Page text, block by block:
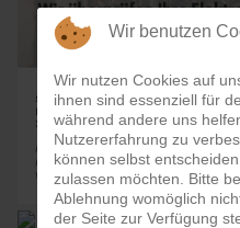
Wir benutzen
Wir nutzen Cookies auf
ihnen sind essenziell für
während andere uns
Nutzererfahrung zu
können selbst
zulassen möchten. Bitte
Ablehnung womöglich
der Seite zur Verfügung